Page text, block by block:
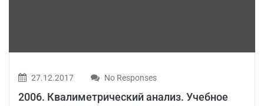
27.12.2017 No Responses
2006. Квалиметрический анализ. Учебное